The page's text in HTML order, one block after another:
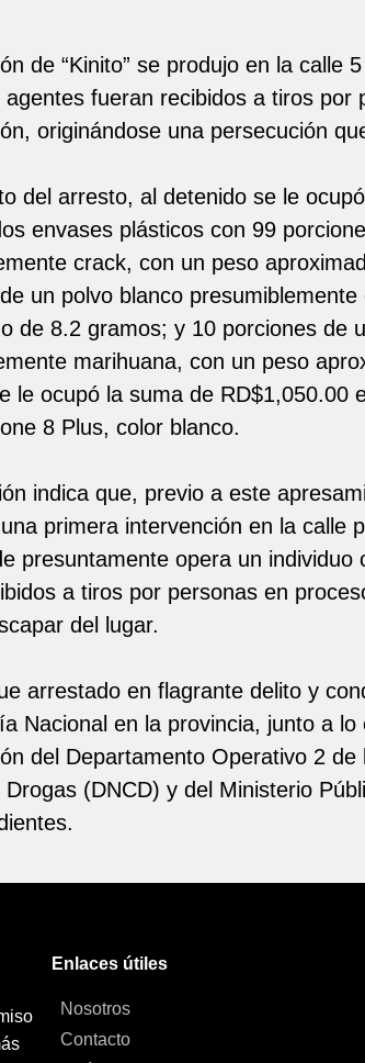
de “Kinito” se produjo en la calle
agentes fueran recibidos a tiros por
originándose una persecución
del arresto, al detenido se le
envases plásticos con 99
crack, con un peso
un polvo blanco
de 8.2 gramos; y 10 porciones de
marihuana, con un peso
le ocupó la suma de RD$1,050.00
8 Plus, color blanco.
indica que, previo a este
primera intervención en la calle
presuntamente opera un individuo
a tiros por personas en
del lugar.
arrestado en flagrante delito y
Nacional en la provincia, junto a
del Departamento Operativo 2 de
Drogas (DNCD) y del Ministerio
Enlaces útiles
Nosotros
Contacto